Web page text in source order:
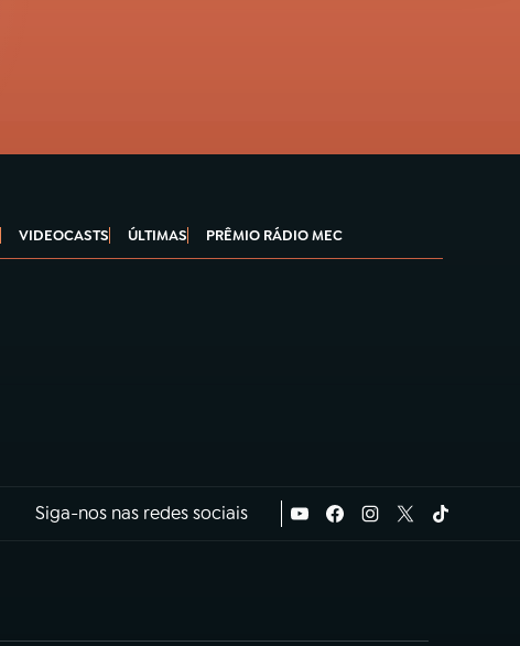
VIDEOCASTS ÚLTIMAS PRÊMIO RÁDIO MEC
Siga-nos nas redes sociais